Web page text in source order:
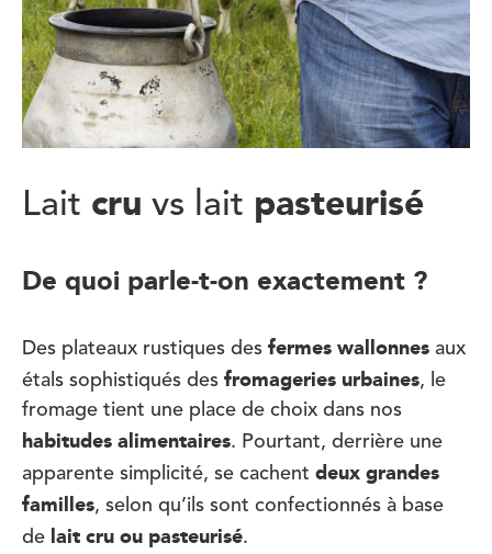
Lait cru vs lait pasteurisé
De quoi parle-t-on exactement ?
Des plateaux rustiques des fermes wallonnes aux
étals sophistiqués des fromageries urbaines, le
fromage tient une place de choix dans nos
habitudes alimentaires. Pourtant, derrière une
apparente simplicité, se cachent deux grandes
familles, selon qu’ils sont confectionnés à base
de lait cru ou pasteurisé.